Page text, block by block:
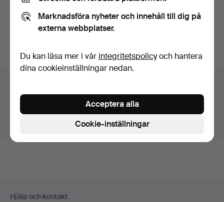
Klubbades 6 nov 2022
Klubbades 6 nov 2022
Utvalt
föremål
Du söker i vårt arkiv över avslutade auktioner.
Visa pågående auktioner istället.
Hjälp och kontakt
Marknadsföra nyheter och innehåll till dig på
externa webbplatser.
Du kan läsa mer i vår integritetspolicyoch hantera
dina cookieinställningar nedan.
Cookie-inställningar
Acceptera alla